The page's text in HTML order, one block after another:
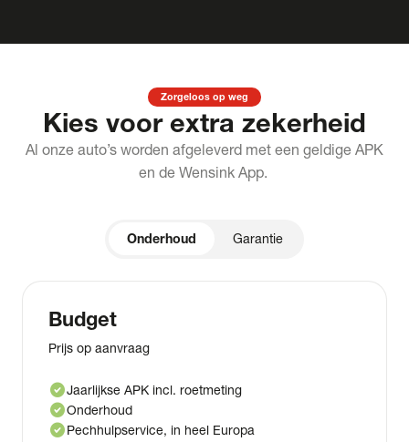
Zorgeloos op weg
Kies voor extra zekerheid
Al onze auto’s worden afgeleverd met een geldige APK
en de Wensink App.
Onderhoud Garantie
Budget
Prijs op aanvraag
check_circleJaarlijkse APK incl. roetmeting
check_circleOnderhoud
check_circlePechhulpservice, in heel Europa